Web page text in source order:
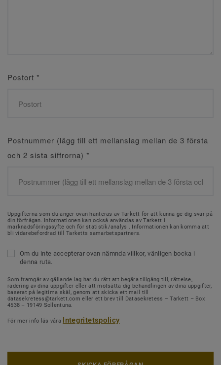
Postort *
Postnummer (lägg till ett mellanslag mellan de 3 första
och 2 sista siffrorna) *
Uppgifterna som du anger ovan hanteras av Tarkett för att kunna ge dig svar på
din förfrågan. Informationen kan också användas av Tarkett i
marknadsföringssyfte och för statistik/analys . Informationen kan komma att
bli vidarebefordrad till Tarketts samarbetspartners.
Om du inte accepterar ovan nämnda villkor, vänligen bocka i
denna ruta.
Som framgår av gällande lag har du rätt att begära tillgång till, rättelse,
radering av dina uppgifter eller att motsätta dig behandlingen av dina uppgifter,
baserat på legitima skäl, genom att skicka ett mail till
datasekretess@tarkett.com eller ett brev till Datasekretess – Tarkett – Box
4538 – 19149 Sollentuna.
För mer info läs våra Integritetspolicy